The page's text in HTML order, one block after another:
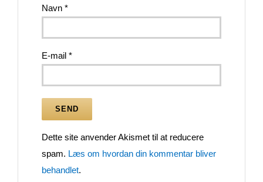
Navn *
E-mail *
Dette site anvender Akismet til at reducere
spam. Læs om hvordan din kommentar bliver
behandlet.